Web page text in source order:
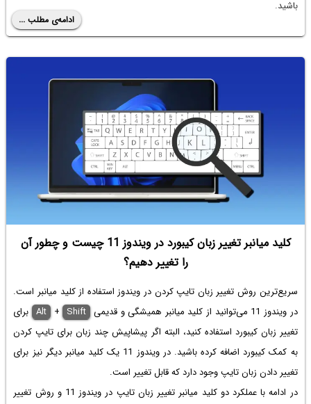
باشید.
ادامه‌ی مطلب ...
کلید میانبر تغییر زبان کیبورد در ویندوز 11 چیست و چطور آن
را تغییر دهیم؟
سریع‌ترین روش تغییر زبان تایپ کردن در ویندوز استفاده از کلید میانبر است.
در ویندوز 11 می‌توانید از کلید میانبر همیشگی و قدیمی
Alt + Shift
برای
تغییر زبان کیبورد استفاده کنید، البته اگر پیشاپیش چند زبان برای تایپ کردن
به کمک کیبورد اضافه کرده باشید. در ویندوز 11 یک
کلید میانبر دیگر نیز برای
تغییر دادن زبان تایپ وجود دارد که قابل تغییر است.
در ادامه با عملکرد دو کلید میانبر تغییر زبان تایپ در ویندوز 11 و روش تغییر